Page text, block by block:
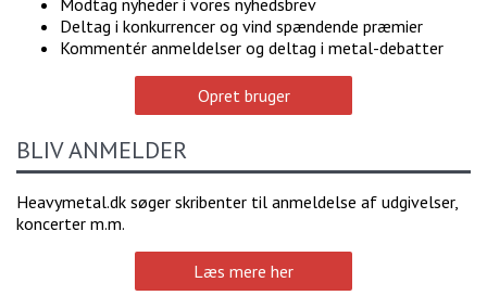
Deltag i konkurrencer og vind spændende præmier
Kommentér anmeldelser og deltag i metal-debatter
Opret bruger
BLIV ANMELDER
Heavymetal.dk søger skribenter til anmeldelse af udgivelser,
koncerter m.m.
Læs mere her